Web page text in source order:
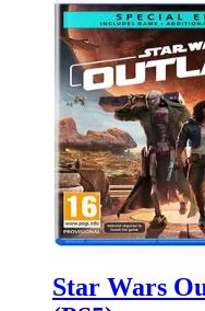
Star Wars